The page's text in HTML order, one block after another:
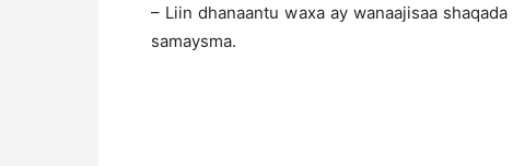
– Liin dhanaantu waxa ay wanaajisaa
samaysma.